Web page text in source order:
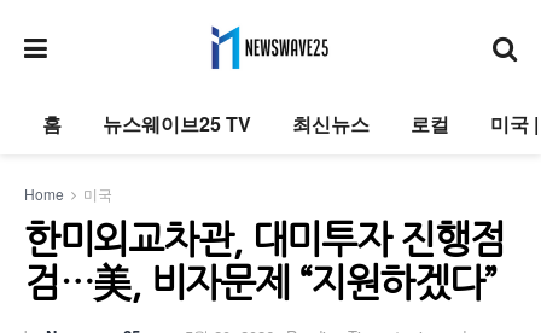
홈 뉴스웨이브25 TV 최신뉴스 로컬 미국
Home 미국
한미외교차관, 대미투자 진행점
검…美, 비자문제 “지원하겠다”